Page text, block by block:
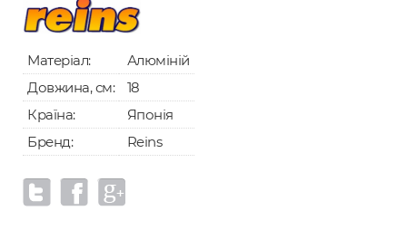
Матеріал:
Алюміній
Довжина, см:
18
Країна:
Японія
Бренд:
Reins